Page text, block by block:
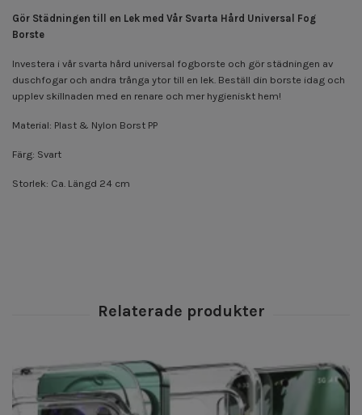
Gör Städningen till en Lek med Vår Svarta Hård Universal Fog
Borste
Investera i vår svarta hård universal fogborste och gör städningen av
duschfogar och andra trånga ytor till en lek. Beställ din borste idag och
upplev skillnaden med en renare och mer hygieniskt hem!
Material: Plast & Nylon Borst PP
Färg: Svart
Storlek: Ca. Längd 24 cm